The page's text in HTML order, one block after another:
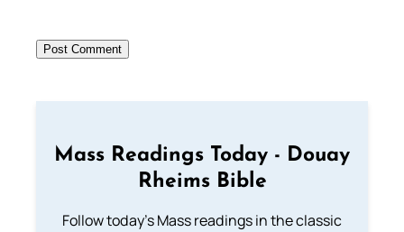
Mass Readings Today - Douay
Rheims Bible
Follow today's Mass readings in the classic